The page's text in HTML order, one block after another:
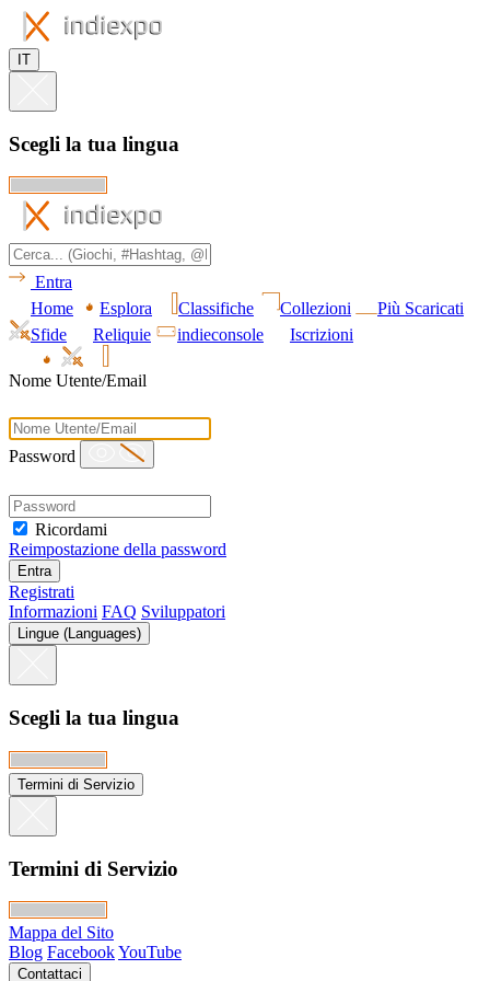
IT
Scegli la tua lingua
Entra
Home
Esplora Classifiche Collezioni
Più Scaricati
Sfide
Reliquie indieconsole Iscrizioni
Nome Utente/Email
Password
Ricordami
Reimpostazione della password
Registrati
Informazioni FAQ Sviluppatori
Lingue (Languages)
Scegli la tua lingua
Termini di Servizio
Termini di Servizio
Mappa del Sito
Blog FacebookYouTube
Contattaci